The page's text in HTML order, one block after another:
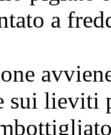
a
sui lieviti